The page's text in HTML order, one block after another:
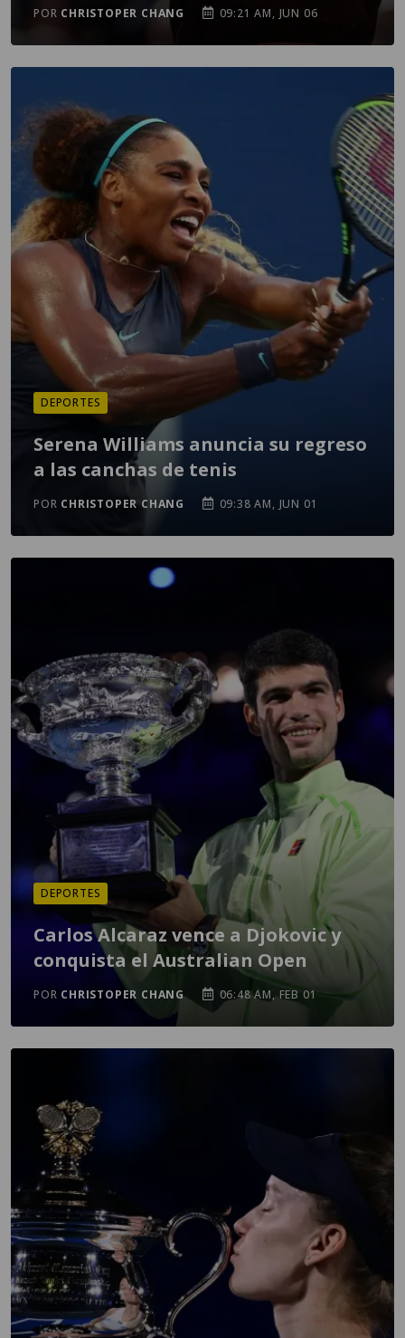
POR CHRISTOPER CHANG 09:21 AM, JUN 06
DEPORTES
Serena Williams anuncia su regreso
a las canchas de tenis
POR CHRISTOPER CHANG 09:38 AM, JUN 01
DEPORTES
Carlos Alcaraz vence a Djokovic y
conquista el Australian Open
POR CHRISTOPER CHANG 06:48 AM, FEB 01